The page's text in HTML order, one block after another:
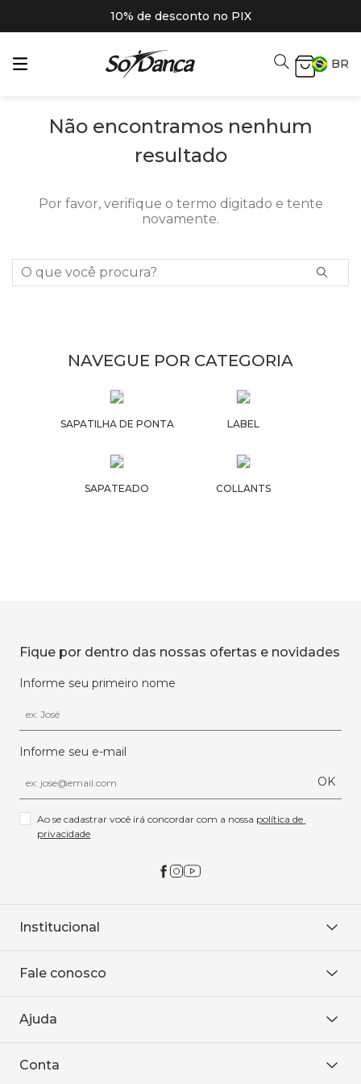
10% de desconto no PIX
BR
Não encontramos nenhum
resultado
Por favor, verifique o termo digitado e tente
novamente.
O que você procura?
NAVEGUE POR CATEGORIA
SAPATILHA DE PONTA LABEL
SAPATEADO COLLANTS
Fique por dentro das nossas ofertas e novidades
Informe seu primeiro nome
Informe seu e-mail
OK
Ao se cadastrar você irá concordar com a nossa política de
privacidade
Institucional
Onde encontrar
Baixe o APP
Fale conosco
WhatsApp
Ajuda
Política de entrega
Conta